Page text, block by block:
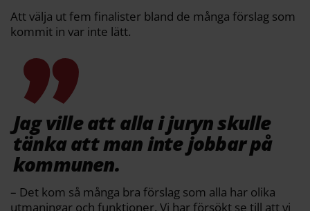
Att välja ut fem finalister bland de många förslag som
kommit in var inte lätt.
Jag ville att alla i juryn skulle
tänka att man inte jobbar på
kommunen.
– Det kom så många bra förslag som alla har olika
utmaningar och funktioner. Vi har försökt se till att vi